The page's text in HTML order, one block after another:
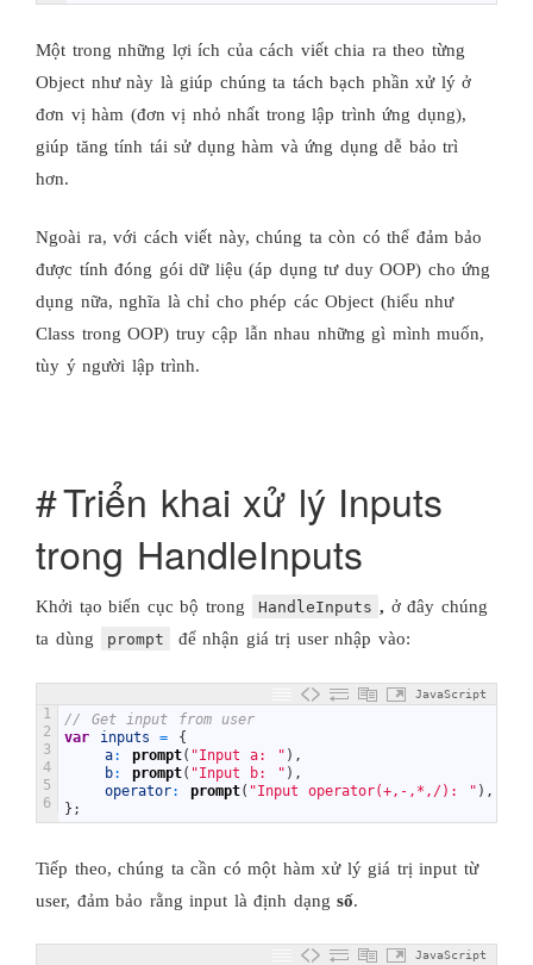
Một trong những lợi ích của cách viết chia ra theo từng
Object như này là giúp chúng ta tách bạch phần xử lý ở
đơn vị hàm (đơn vị nhỏ nhất trong lập trình ứng dụng),
giúp tăng tính tái sử dụng hàm và ứng dụng dễ bảo trì
hơn.
Ngoài ra, với cách viết này, chúng ta còn có thể đảm bảo
được tính đóng gói dữ liệu (áp dụng tư duy OOP) cho ứng
dụng nữa, nghĩa là chỉ cho phép các Object (hiểu như
Class trong OOP) truy cập lẫn nhau những gì mình muốn,
tùy ý người lập trình.
Triển khai xử lý Inputs
trong HandleInputs
Khởi tạo biến cục bộ trong HandleInputs , ở đây chúng
ta dùng
prompt để nhận giá trị user nhập vào:
JavaScript
1
2
3
4
5
6
// Get input from user
var
inputs =
{
a: prompt( "Input a: " ) ,
b: prompt( "Input b: " ) ,
operator: prompt( "Input operator(+,-,*,/): " ) ,
} ;
Tiếp theo, chúng ta cần có một hàm xử lý giá trị input từ
user, đảm bảo rằng input là định dạng số.
JavaScript